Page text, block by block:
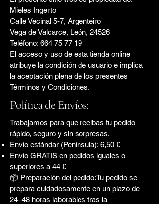
Mieles Ingerto
Calle Vecinal 5-7, Argenteiro
Vega de Valcarce, León, 24526
Teléfono: 664 75 77 19
El acceso y uso de esta tienda online
atribuye la condición de usuario e implica
la aceptación plena de los presentes
Términos y Condiciones.
Política de Envíos:
Trabajamos para que recibas tu pedido
rápido, seguro y sin sorpresas.
Envío estándar (Península): 6,50 €
Envío GRATIS en pedidos iguales o
superiores a 44 €
📦 Preparación del pedido:Tu pedido se
prepara cuidadosamente en un plazo de
24–48 horas laborables tras la